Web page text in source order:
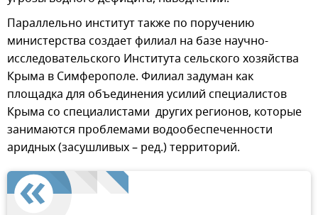
Параллельно институт также по поручению
министерства создает филиал на базе научно-
исследовательского Института сельского хозяйства
Крыма в Симферополе. Филиал задуман как
площадка для объединения усилий специалистов
Крыма со специалистами других регионов, которые
занимаются проблемами водообеспеченности
аридных (засушливых – ред.) территорий.